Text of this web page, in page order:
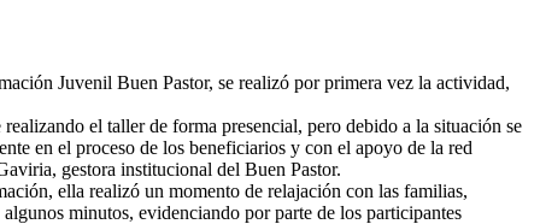
Juvenil Buen Pastor, se realizó por primera vez la actividad,
realizando el taller de forma presencial, pero debido a la situación se
en el proceso de los beneficiarios y con el apoyo de la red
gestora institucional del Buen Pastor.
ella realizó un momento de relajación con las familias,
minutos, evidenciando por parte de los participantes